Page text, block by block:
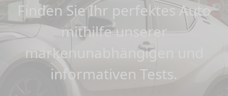
Finden Sie Ihr perfektes Auto
mithilfe unserer
markenunabhängigen und
informativen Tests.